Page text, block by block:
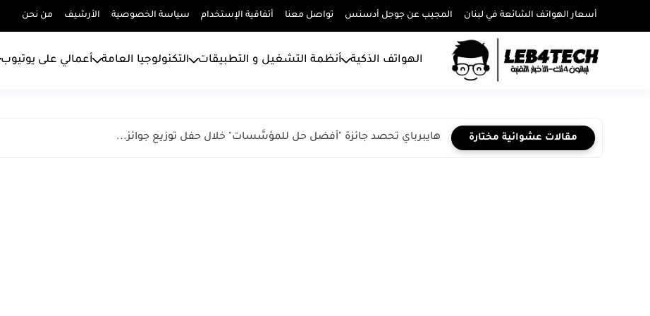
أسعار الهواتف الشائعة في لبنان المجيب عن جوجل أدسنس تواصل معنا أتفاقية الإستخدام سياسة الخصوصية الأرشيف من نحن
الهواتف الذكية أنظمة التشغيل و التطبيقات التكنولوجيا العامة أعمالي على يوتيوب
مقالات عشوائية مختارة هايبرباي تحصد جائزة "أفضل حل للمؤسَّسات" خلال حفل توزيع جوائز...